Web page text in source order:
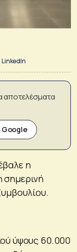
LinkedIn
αποτελέσματα
η
σημερινή
ύψους 60.000